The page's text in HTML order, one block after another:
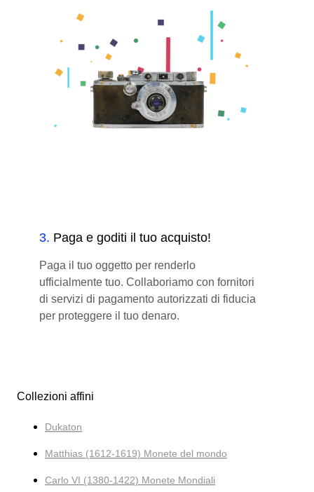
3. Paga e goditi il tuo acquisto!
Paga il tuo oggetto per renderlo
ufficialmente tuo. Collaboriamo con fornitori
di servizi di pagamento autorizzati di fiducia
per proteggere il tuo denaro.
Collezioni affini
Dukaton
Matthias (1612-1619) Monete del mondo
Carlo VI (1380-1422) Monete Mondiali